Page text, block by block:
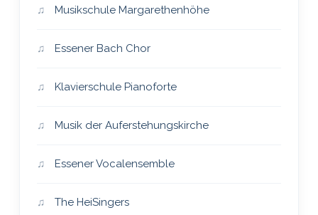
Musikschule Margarethenhöhe
Essener Bach Chor
Klavierschule Pianoforte
Musik der Auferstehungskirche
Essener Vocalensemble
The HeiSingers